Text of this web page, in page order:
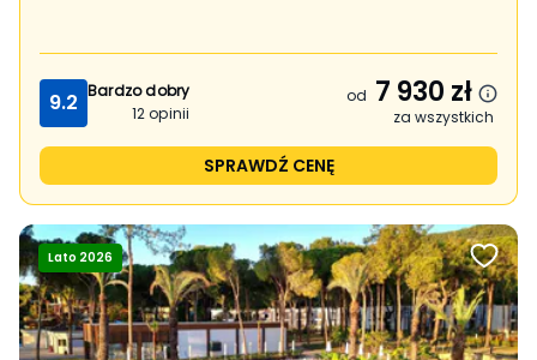
9.2 Bardzo dobry
12opinii
od 7 930 zł
za wszystkich
SPRAWDŹ CENĘ
Lato 2026